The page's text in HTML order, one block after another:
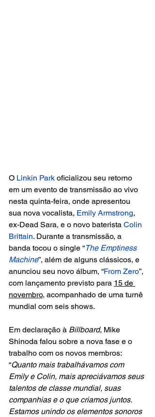
O Linkin Park oficializou seu retorno
em um evento de transmissão ao vivo
nesta quinta-feira, onde apresentou
sua nova vocalista, Emily Armstrong,
ex-Dead Sara, e o novo baterista Colin
Brittain. Durante a transmissão, a
banda tocou o single “The Emptiness
Machine”, além de alguns clássicos, e
anunciou seu novo álbum, “From Zero”,
com lançamento previsto para 15 de
novembro, acompanhado de uma turnê
mundial com seis shows.
Em declaração à Billboard, Mike
Shinoda falou sobre a nova fase e o
trabalho com os novos membros:
“Quanto mais trabalhávamos com
Emily e Colin, mais apreciávamos seus
talentos de classe mundial, suas
companhias e o que criamos juntos.
Estamos unindo os elementos sonoros